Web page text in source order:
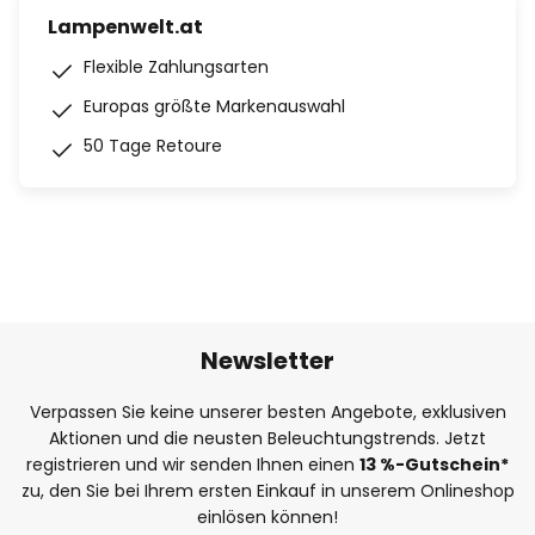
Lampenwelt.at
Flexible Zahlungsarten
Europas größte Markenauswahl
50 Tage Retoure
Newsletter
Verpassen Sie keine unserer besten Angebote, exklusiven
Aktionen und die neusten Beleuchtungstrends. Jetzt
registrieren und wir senden Ihnen einen 13 %-Gutschein*
zu, den Sie bei Ihrem ersten Einkauf in unserem Onlineshop
einlösen können!